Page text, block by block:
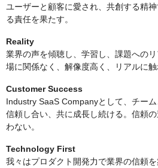
ユーザーと顧客に愛され、共創する精
る責任を果たす。
Reality
業界の声を傾聴し、学習し、課題への
場に関係なく、解像度高く、リアルに触
Customer Success
Industry SaaS Companyとして、チーム
信頼し合い、共に成長し続ける。信頼
わない。
Technology First
我々はプロダクト開発力で業界の信頼